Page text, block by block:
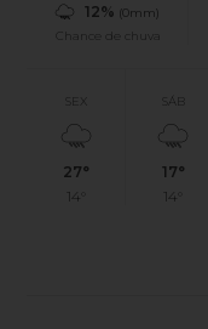
12% (0mm)
Chance de chuva
SEX
27°
14°
SÁB
17°
14°